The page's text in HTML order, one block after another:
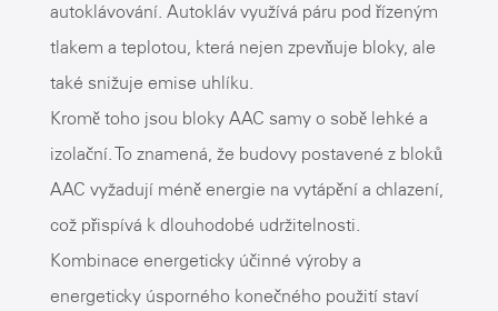
autoklávování. Autokláv využívá páru pod řízeným
tlakem a teplotou, která nejen zpevňuje bloky, ale
také snižuje emise uhlíku.
Kromě toho jsou bloky AAC samy o sobě lehké a
izolační. To znamená, že budovy postavené z bloků
AAC vyžadují méně energie na vytápění a chlazení,
což přispívá k dlouhodobé udržitelnosti.
Kombinace energeticky účinné výroby a
energeticky úsporného konečného použití staví